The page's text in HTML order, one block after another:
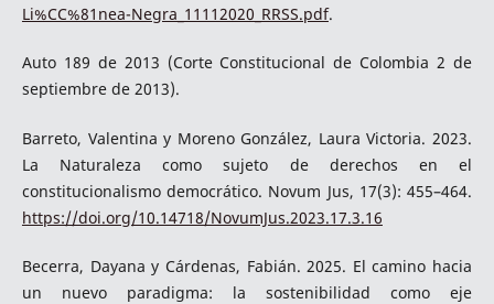
Li%CC%81nea-Negra_11112020_RRSS.pdf.
Auto 189 de 2013 (Corte Constitucional de Colombia 2 de
septiembre de 2013).
Barreto, Valentina y Moreno González, Laura Victoria. 2023.
La Naturaleza como sujeto de derechos en el
constitucionalismo democrático. Novum Jus, 17(3): 455–464.
https://doi.org/10.14718/NovumJus.2023.17.3.16
Becerra, Dayana y Cárdenas, Fabián. 2025. El camino hacia
un nuevo paradigma: la sostenibilidad como eje